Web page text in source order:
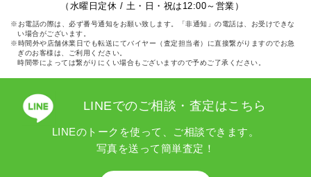
（水曜日定休 / 土・日・祝は12:00～営業）
※お電話の際は、必ず番号通知をお願い致します。「非通知」の電話は、お受けできな
い場合がございます。
※時間外や店舗休業日でも転送にてバイヤー（査定担当者）に直接繋がりますのでお急
ぎのお客様は、ご利用ください。
時間帯によっては繋がりにくい場合もございますので予めご了承ください。
LINEでのご相談・査定はこちら
LINEのトークを使って、ご相談できます。
写真を送って簡単査定！